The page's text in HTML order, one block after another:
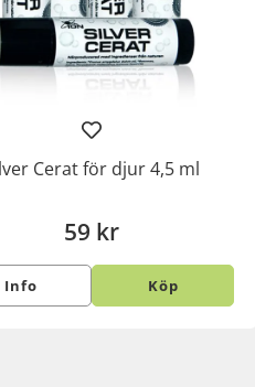
Cerat för djur 4,5 ml
59 kr
Info Köp